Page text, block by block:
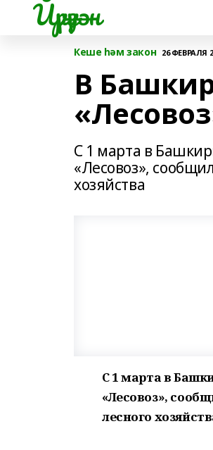
Йүрүҙән
Кеше һәм закон 26 ФЕВРАЛЯ
В
С 1 марта в
«Лесовоз»,
хозяйства
С 1 марта в
«Лесовоз»,
лесного